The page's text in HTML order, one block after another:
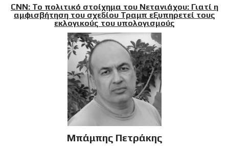
CNN: Το πολιτικό στοίχημα του Νετανιάχου: Γιατί η
αμφισβήτηση του σχεδίου Τραμπ εξυπηρετεί τους
εκλογικούς του υπολογισμούς
Μπάμπης Πετράκης